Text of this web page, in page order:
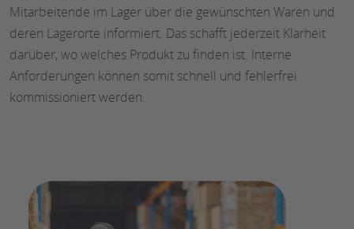
Mitarbeitende im Lager über die gewünschten Waren und
deren Lagerorte informiert. Das schafft jederzeit Klarheit
darüber, wo welches Produkt zu finden ist. Interne
Anforderungen können somit schnell und fehlerfrei
kommissioniert werden.